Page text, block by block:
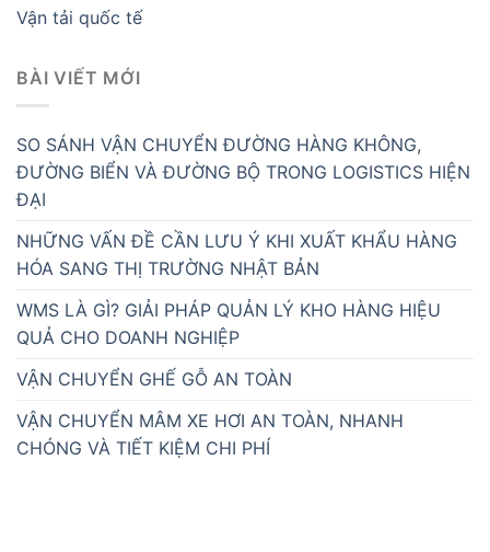
Vận tải quốc tế
BÀI VIẾT MỚI
SO SÁNH VẬN CHUYỂN ĐƯỜNG HÀNG KHÔNG,
ĐƯỜNG BIỂN VÀ ĐƯỜNG BỘ TRONG LOGISTICS HIỆN
ĐẠI
NHỮNG VẤN ĐỀ CẦN LƯU Ý KHI XUẤT KHẨU HÀNG
HÓA SANG THỊ TRƯỜNG NHẬT BẢN
WMS LÀ GÌ? GIẢI PHÁP QUẢN LÝ KHO HÀNG HIỆU
QUẢ CHO DOANH NGHIỆP
VẬN CHUYỂN GHẾ GỖ AN TOÀN
VẬN CHUYỂN MÂM XE HƠI AN TOÀN, NHANH
CHÓNG VÀ TIẾT KIỆM CHI PHÍ